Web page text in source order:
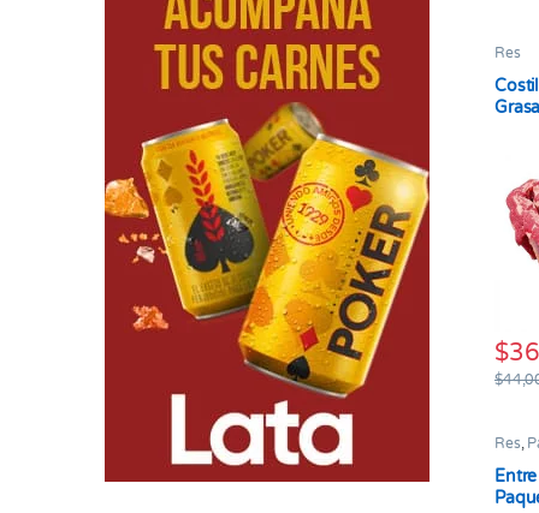
Res
$
$
Res,